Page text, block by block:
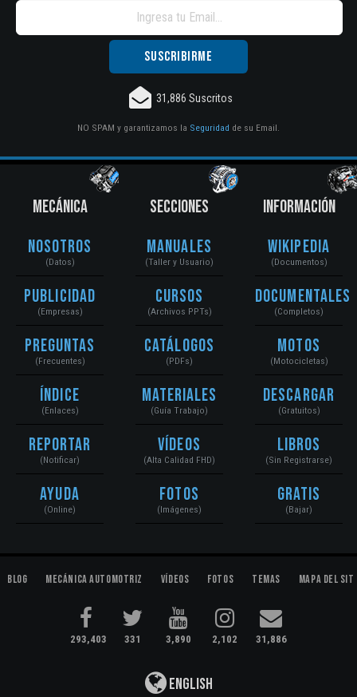
31,886 Suscritos
NO SPAM y garantizamos la Seguridad de su Email.
MECÁNICA
Nosotros
(Datos)
Publicidad
(Empresas)
Preguntas
(Frecuentes)
Índice
(Enlaces)
Reportar
(Notificar)
Ayuda
(Online)
SECCIONES
Manuales
(Taller y Usuario)
Cursos
(Archivos PPTs)
Catálogos
(PDFs)
Materiales
(Guía Trabajo)
Vídeos
(Alta Calidad FHD)
Fotos
(Imágenes)
INFORMACIÓN
Wikipedia
(Documentos)
Documentales
(Completos)
Motos
(Motocicletas)
Descargar
(Gratuitos)
Libros
(Sin Registrarse)
Gratis
(Bajar)
Blog Mecánica Automotriz Vídeos Fotos Temas Mapa del
293,403 331 3,890 2,102 31,886
English